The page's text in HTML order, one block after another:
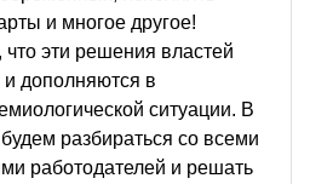
и многое другое!
эти решения властей
дополняются в
ситуации. В
разбираться со всеми
работодателей и решать